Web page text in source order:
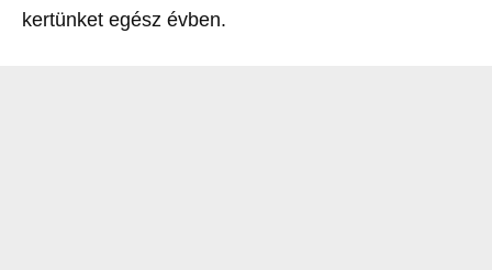
kertünket egész évben.